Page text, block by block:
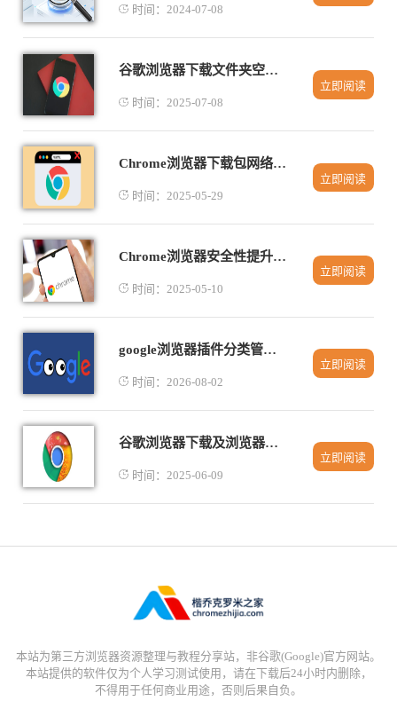
时间：2024-07-08
谷歌浏览器下载文件夹空白是什么原因
时间：2025-07-08
立即阅读
Chrome浏览器下载包网络连接优化
时间：2025-05-29
立即阅读
Chrome浏览器安全性提升的实用指南
时间：2025-05-10
立即阅读
google浏览器插件分类管理操作方法详解
时间：2026-08-02
立即阅读
谷歌浏览器下载及浏览器数据同步方法
时间：2025-06-09
立即阅读
本站为第三方浏览器资源整理与教程分享站，非谷歌(Google)官方网站。
本站提供的软件仅为个人学习测试使用，请在下载后24小时内删除，
不得用于任何商业用途，否则后果自负。